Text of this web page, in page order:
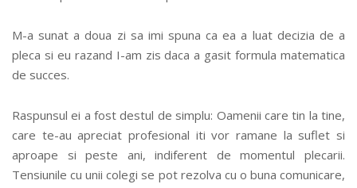
M-a sunat a doua zi sa imi spuna ca ea a luat decizia de a
pleca si eu razand I-am zis daca a gasit formula matematica
de succes.
Raspunsul ei a fost destul de simplu: Oamenii care tin la tine,
care te-au apreciat profesional iti vor ramane la suflet si
aproape si peste ani, indiferent de momentul plecarii.
Tensiunile cu unii colegi se pot rezolva cu o buna comunicare,